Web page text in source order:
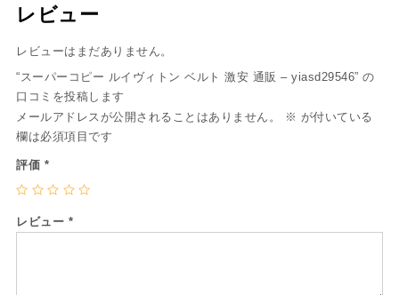
レビュー
レビューはまだありません。
“スーパーコピー ルイヴィトン ベルト 激安 通販 – yiasd29546” の
口コミを投稿します
メールアドレスが公開されることはありません。
※ が付いている
欄は必須項目です
評価 *
レビュー *